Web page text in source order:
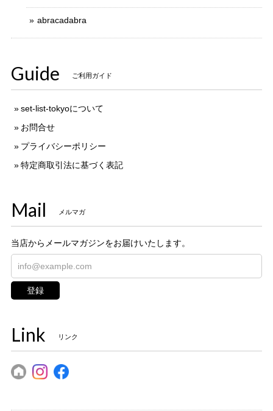
abracadabra
Guide ご利用ガイド
set-list-tokyoについて
お問合せ
プライバシーポリシー
特定商取引法に基づく表記
Mail メルマガ
当店からメールマガジンをお届けいたします。
登録
Link リンク